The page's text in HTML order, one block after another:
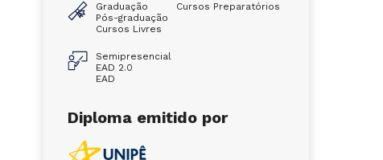
Graduação
Pós-graduação
Cursos Livres
Cursos Preparatórios
Semipresencial
EAD 2.0
EAD
Diploma emitido por